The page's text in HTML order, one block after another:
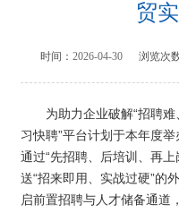
贸
时间： 2026-04-30浏览次数
为助力企业破解“招聘难
习快聘”平台计划于本年度
通过“先招聘、后培训、再
送“招来即用、实战过硬”的
启前置招聘与人才储备通道